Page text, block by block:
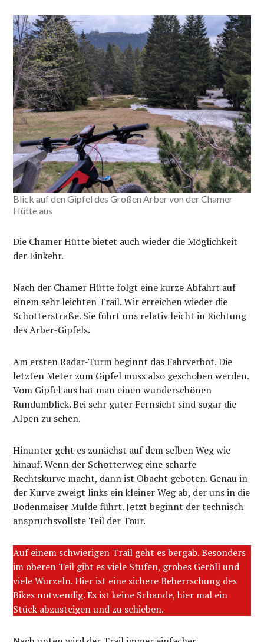
Blick auf den Gipfel des Großen Arber von der Chamer
Hütte aus
Die Chamer Hütte bietet auch wieder die Möglichkeit
der Einkehr.
Nach der Chamer Hütte folgt eine kurze Abfahrt auf
einem sehr leichten Trail. Wir erreichen wieder die
Schotterstraße. Sie führt uns relativ leicht in Richtung
des Arber-Gipfels.
Am ersten Radar-Turm beginnt das Fahrverbot. Die
letzten Meter zum Gipfel muss also geschoben werden.
Vom Gipfel aus hat man einen wunderschönen
Rundumblick. Bei sehr guter Fernsicht sind sogar die
Alpen zu sehen.
Hinunter geht es zunächst auf dem selben Weg wie
hinauf. Wenn der Schotterweg eine scharfe
Rechtskurve macht, dann ist Obacht geboten. Genau in
der Kurve zweigt links ein kleiner Weg ab, der uns in die
Bodenmaiser Mulde führt. Jetzt beginnt der technisch
anspruchsvollste Teil der Tour.
Auf einem schwierigen Trail geht es bergab. Besonders
im oberen Teil gibt es viele Stufen, grobes Geröll und
viele Wurzeln. Hier ist eine sichere Beherrschung des
Bikes notwendig. Es ist keine Schande, hier mal ein
Stück abzusteigen und zu schieben.